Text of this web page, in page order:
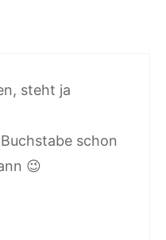
steht ja
schon
😉